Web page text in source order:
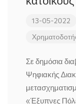
13-05-2022
Σε δημόσια
Ψηφιακής
«Έξυπνες